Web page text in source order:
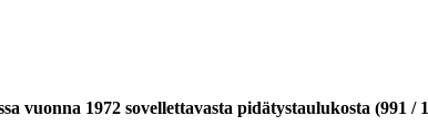
vuonna 1972 sovellettavasta pidätystaulukosta (991 /